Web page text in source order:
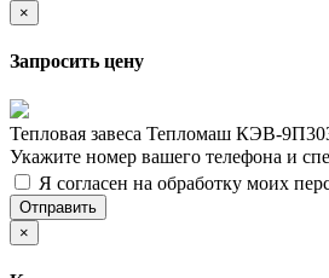
×
Запросить цену
Тепловая завеса Тепломаш КЭВ-
Укажите номер вашего телефона и
Я согласен на обработку моих
Отправить
×